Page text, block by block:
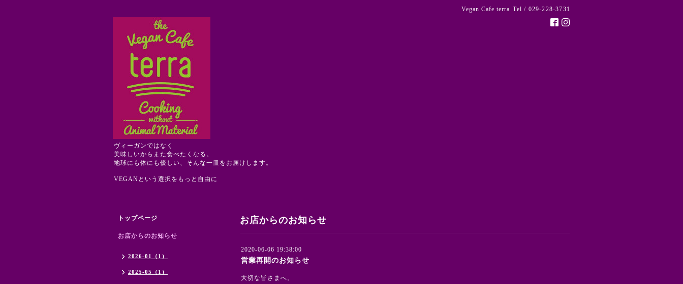
Vegan Cafe terra Tel / 029-228-3731
ヴィーガンではなく
美味しいからまた食べたくなる。
地球にも体にも優しい、そんな一皿をお届けします。
VEGANという選択をもっと自由に
お店からのお知らせ
2020-06-06 19:38:00
営業再開のお知らせ
大切な皆さまへ。
トップページ
お店からのお知らせ
2026-01（1）
2025-05（1）